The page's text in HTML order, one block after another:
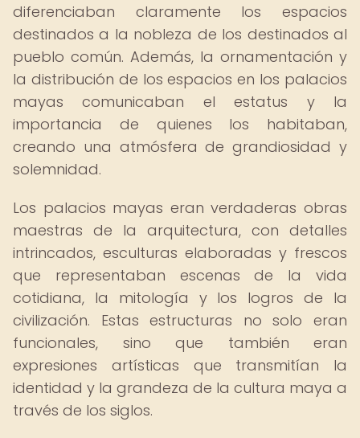
diferenciaban claramente los espacios
destinados a la nobleza de los destinados al
pueblo común. Además, la ornamentación y
la distribución de los espacios en los palacios
mayas comunicaban el estatus y la
importancia de quienes los habitaban,
creando una atmósfera de grandiosidad y
solemnidad.
Los palacios mayas eran verdaderas obras
maestras de la arquitectura, con detalles
intrincados, esculturas elaboradas y frescos
que representaban escenas de la vida
cotidiana, la mitología y los logros de la
civilización. Estas estructuras no solo eran
funcionales, sino que también eran
expresiones artísticas que transmitían la
identidad y la grandeza de la cultura maya a
través de los siglos.